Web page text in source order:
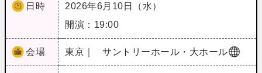
日時
2026年6月10日（水）
開演：19:00
会場 東京｜ サントリーホール・大ホール